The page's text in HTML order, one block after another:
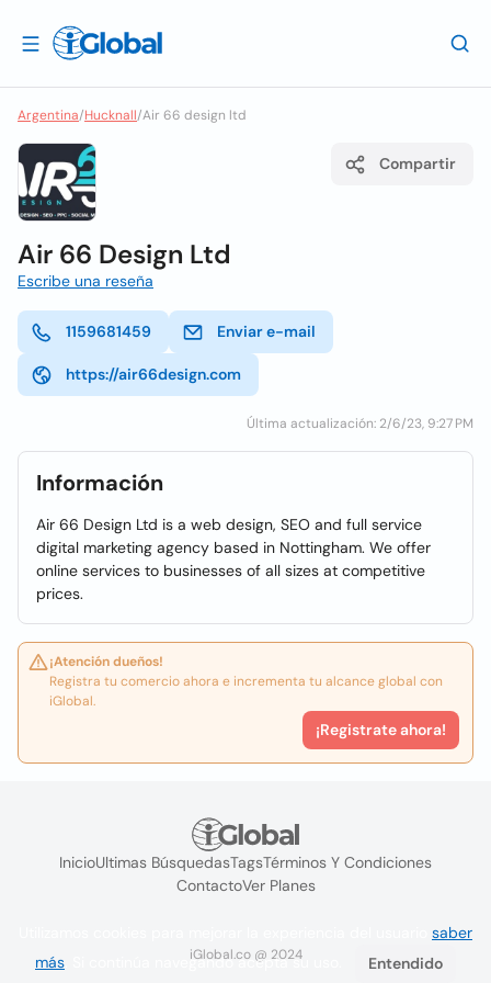
Argentina/Hucknall/Air 66 design ltd
Compartir
Air 66 Design Ltd
Escribe una reseña
1159681459 Enviar e-mail
https://air66design.com
Última actualización: 2/6/23, 9:27 PM
Información
Air 66 Design Ltd is a web design, SEO and full service
digital marketing agency based in Nottingham. We offer
online services to businesses of all sizes at competitive
prices.
¡Atención dueños!
Registra tu comercio ahora e incrementa tu alcance global con
iGlobal.
¡Registrate ahora!
InicioUltimas BúsquedasTagsTérminos Y Condiciones
ContactoVer Planes
iGlobal.co @ 2024
saber
más . Si continúa navegando acepta su uso. Entendido